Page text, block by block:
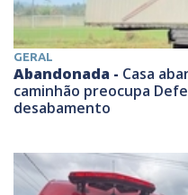
GERAL
Abandonada - Casa
caminhão preocupa
desabamento